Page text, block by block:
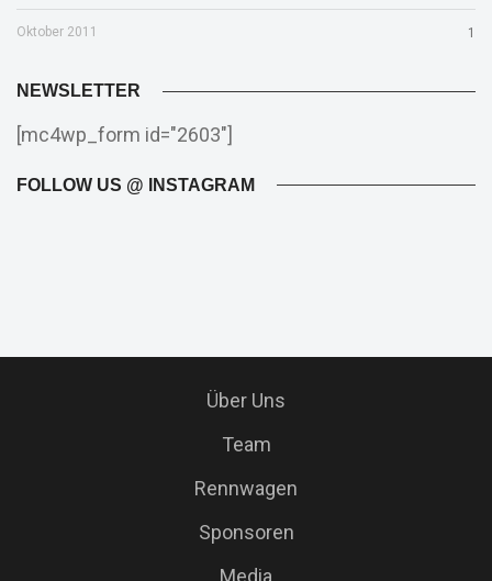
Oktober 2011 1
NEWSLETTER
[mc4wp_form id="2603"]
FOLLOW US @ INSTAGRAM
Über Uns
Team
Rennwagen
Sponsoren
Media